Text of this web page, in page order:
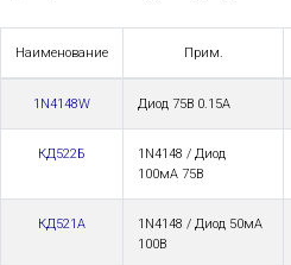
Наименование Прим.
1N4148W Диод 75В 0.15А
КД522Б
1N4148 / Диод
100мА 75В
КД521А
1N4148 / Диод 50мА
100В